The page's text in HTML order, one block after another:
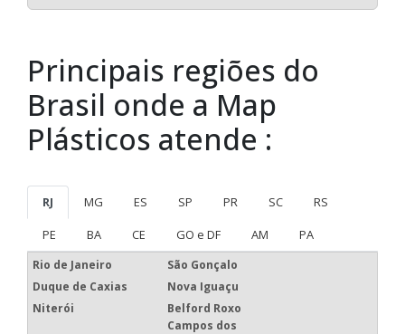
Principais regiões do
Brasil onde a Map
Plásticos atende :
RJ MG ES SP PR SC
RS
PE
BA CE GO e DF AM PA
Rio de Janeiro
São Gonçalo
Duque de Caxias
Nova Iguaçu
Niterói
Belford Roxo
Campos dos